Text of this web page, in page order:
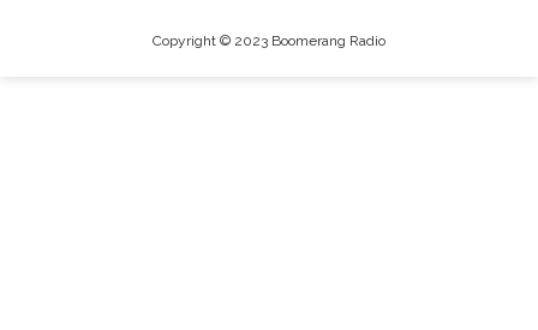
Copyright © 2023 Boomerang Radio